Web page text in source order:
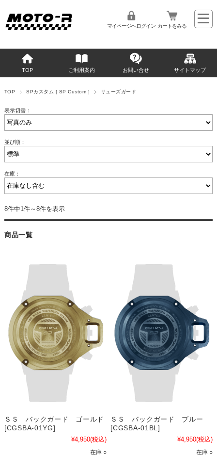
マイページへログイン カートをみる
TOP ご利用案内 お問い合せ サイトマップ
TOP SPカスタム [ SP Custom ] リューズガード
表示切替：
並び順：
在庫：
8件中1件～8件を表示
商品一覧
ＳＳ バックガード ゴールド
[CGSBA-01YG]
¥4,950(税込)
在庫 ○
ＳＳ バックガード ブルー
[CGSBA-01BL]
¥4,950(税込)
在庫 ○